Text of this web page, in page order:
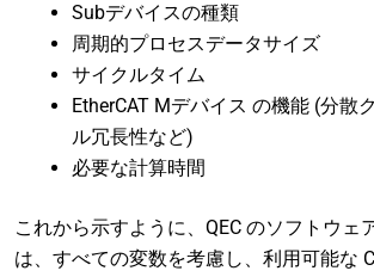
Subデバイスの種類
周期的プロセスデータサイズ
サイクルタイム
EtherCAT Mデバイス の機能 (分散
ル冗長性など)
必要な計算時間
これから示すように、QEC のソフトウェ
は、すべての変数を考慮し、利用可能な